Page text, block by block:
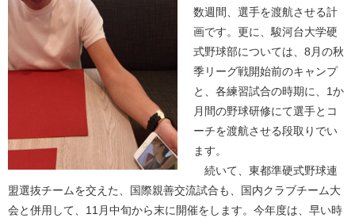
数週間、選手を渡航させる計
画です。更に、駿河台大学硬
式野球部については、8月の秋
季リーグ戦開始前のキャンプ
と、各練習試合の時期に、1か
月間の野球研修にて選手とコ
ーチを渡航させる段取りでい
ます。
続いて、東都準硬式野球連
盟選抜チームを交えた、国際親善交流試合も、国内クラブチーム大
会と併用して、11月中旬から末に開催をします。今年度は、早い時